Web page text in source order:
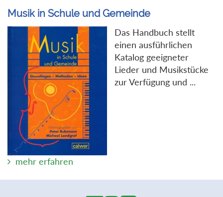
Musik in Schule und Gemeinde
Das Handbuch stellt
einen ausführlichen
Katalog geeigneter
Lieder und Musikstücke
zur Verfügung und ...
mehr erfahren